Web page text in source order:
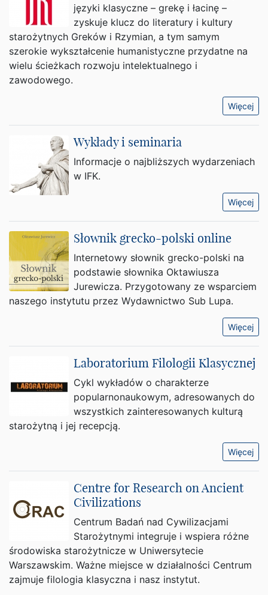
języki klasyczne – grekę i łacinę –
zyskuje klucz do literatury i kultury
starożytnych Greków i Rzymian, a tym samym
szerokie wykształcenie humanistyczne przydatne na
wielu ścieżkach rozwoju intelektualnego i
zawodowego.
Więcej
Wykłady i seminaria
Informacje o najbliższych wydarzeniach
w IFK.
Więcej
Słownik grecko-polski online
Internetowy słownik grecko-polski na
podstawie słownika Oktawiusza
Jurewicza. Przygotowany ze wsparciem
naszego instytutu przez Wydawnictwo Sub Lupa.
Więcej
Laboratorium Filologii Klasycznej
Cykl wykładów o charakterze
popularnonaukowym, adresowanych do
wszystkich zainteresowanych kulturą
starożytną i jej recepcją.
Więcej
Centre for Research on Ancient
Civilizations
Centrum Badań nad Cywilizacjami
Starożytnymi integruje i wspiera różne
środowiska starożytnicze w Uniwersytecie
Warszawskim. Ważne miejsce w działalności Centrum
zajmuje filologia klasyczna i nasz instytut.